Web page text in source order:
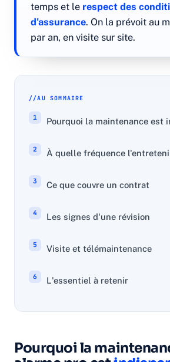
temps et le respect des
d'assurance. On la prévoit au
par an, en visite sur site.
AU SOMMAIRE
Pourquoi la maintenance est
À quelle fréquence
Ce que couvre un contrat
Les signes d'une révision
Visite et télémaintenance
L'essentiel à retenir
Pourquoi la